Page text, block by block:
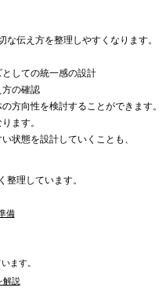
伝え方を整理しやすくなります。
しての統一感の設計
の確認
方向性を検討することができます。
ます。
状態を設計していくことも、
理しています。
備
ます。
解説